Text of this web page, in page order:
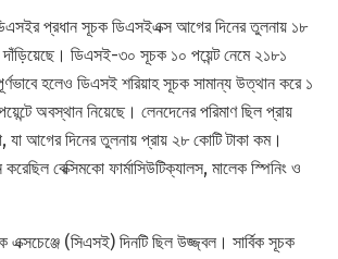
প্রধান সূচক ডিএসইএক্স আগের দিনের তুলনায় ১৮
দাঁড়িয়েছে। ডিএসই-৩০ সূচক ১০ পয়েন্ট নেমে ২১৮১
হলেও ডিএসই শরিয়াহ সূচক সামান্য উত্থান করে ১
অবস্থান নিয়েছে। লেনদেনের পরিমাণ ছিল প্রায়
যা আগের দিনের তুলনায় প্রায় ২৮ কোটি টাকা কম।
বেক্সিমকো ফার্মাসিউটিক্যালস, মালেক স্পিনিং ও
এক্সচেঞ্জে (সিএসই) দিনটি ছিল উজ্জ্বল। সার্বিক সূচক